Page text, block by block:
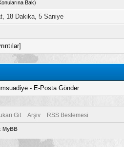
Bak)
18 Dakika, 5 Saniye
]
- E-Posta Gönder
Git Arşiv RSS Beslemesi
MyBB